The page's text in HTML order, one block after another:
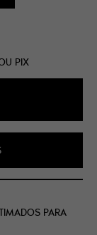
PIX
PARA